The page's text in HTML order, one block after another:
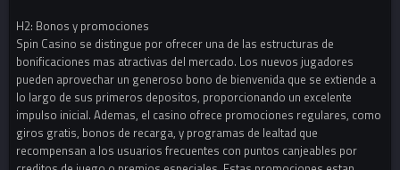
H2: Bonos y promociones
Spin Casino se distingue por ofrecer una de las estructuras de
bonificaciones mas atractivas del mercado. Los nuevos jugadores
pueden aprovechar un generoso bono de bienvenida que se extiende a
lo largo de sus primeros depositos, proporcionando un excelente
impulso inicial. Ademas, el casino ofrece promociones regulares, como
giros gratis, bonos de recarga, y programas de lealtad que
recompensan a los usuarios frecuentes con puntos canjeables por